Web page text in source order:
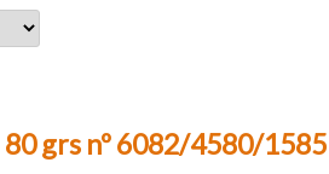
grs nº 6082/4580/1585